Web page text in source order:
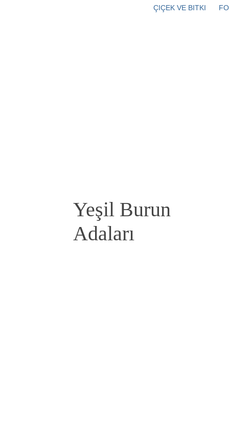
Yeşil Burun
Adaları
ÇIÇEK VE BITKI